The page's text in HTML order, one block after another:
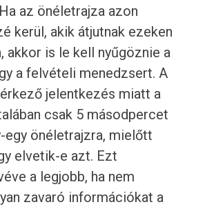
az önéletrajza azon
kerül, akik átjutnak ezeken
akkor is le kell nyűgöznie a
a felvételi menedzsert. A
jelentkezés miatt a
csak 5 másodpercet
egy önéletrajzra, mielőtt
elvetik-e azt. Ezt
a legjobb, ha nem
zavaró információkat a